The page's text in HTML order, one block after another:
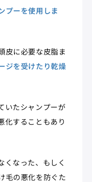
プーを使用しま
皮に必要な皮脂ま
ジを受けたり乾燥
いたシャンプーが
化することもあり
くなった、もしく
毛の悪化を防ぐた